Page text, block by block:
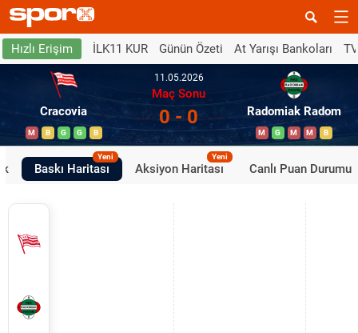
Hızlı Erişim İLK11 KUR Günün Özeti At Yarışı Bankoları
Cracovia
M B G G B
11.05.2026
Maç Sonu
0 - 0 Radomiak Radom
M G M M B
Baskı Haritası
Yeni
Aksiyon Haritası
Yeni
Canlı Puan Durumu